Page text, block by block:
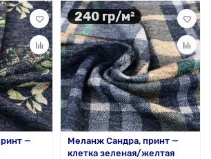
—
240 гр/м²
Меланж Сандра, принт —
клетка зеленая/желтая